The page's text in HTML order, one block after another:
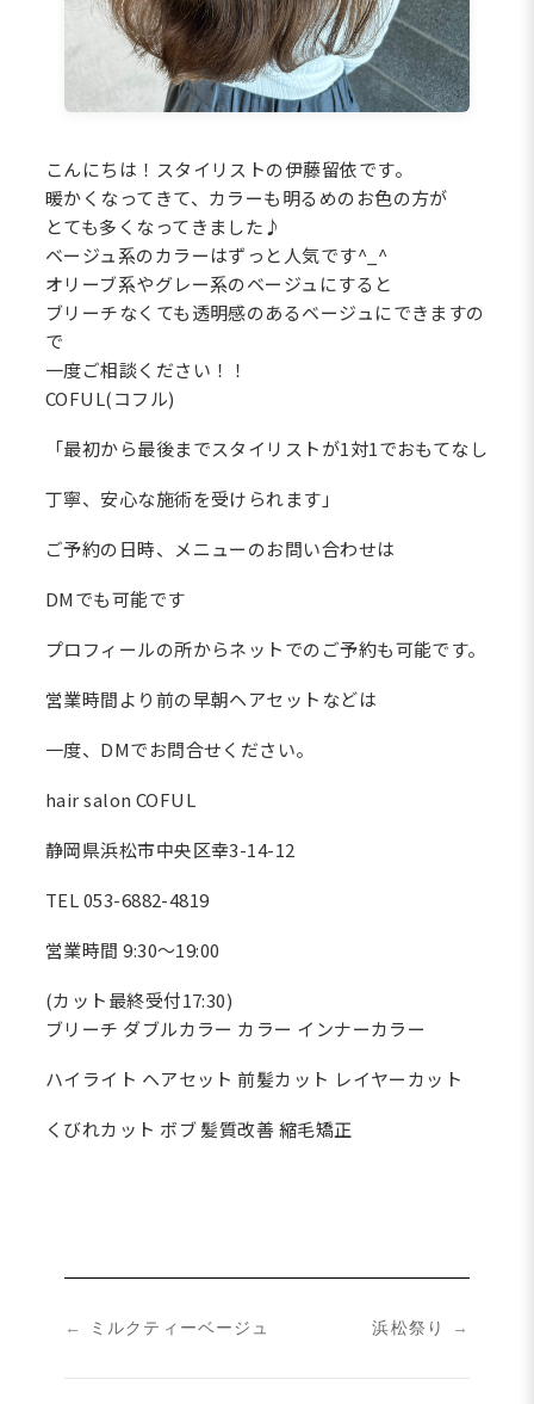
こんにちは！スタイリストの伊藤留依です。
暖かくなってきて、カラーも明るめのお色の方が
とても多くなってきました♪
ベージュ系のカラーはずっと人気です^_^
オリーブ系やグレー系のベージュにすると
ブリーチなくても透明感のあるベージュにできますの
で
一度ご相談ください！！
COFUL(コフル)
「最初から最後までスタイリストが1対1でおもてなし
丁寧、安心な施術を受けられます」
ご予約の日時、メニューのお問い合わせは
DMでも可能です
プロフィールの所からネットでのご予約も可能です。
営業時間より前の早朝ヘアセットなどは
一度、DMでお問合せください。
hair salon COFUL
静岡県浜松市中央区幸3-14-12
TEL 053-6882-4819
営業時間 9:30〜19:00
(カット最終受付17:30)
ブリーチ ダブルカラー カラー インナーカラー
ハイライト ヘアセット 前髪カット レイヤーカット
くびれカット ボブ 髪質改善 縮毛矯正
← ミルクティーベージュ 浜松祭り →